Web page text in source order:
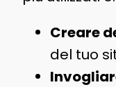
Creare
del tuo